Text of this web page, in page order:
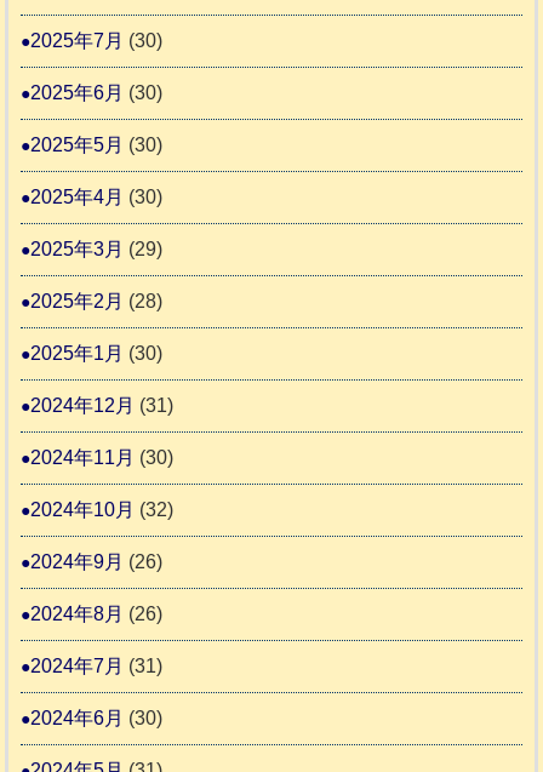
2025年7月 (30)
2025年6月 (30)
2025年5月 (30)
2025年4月 (30)
2025年3月 (29)
2025年2月 (28)
2025年1月 (30)
2024年12月 (31)
2024年11月 (30)
2024年10月 (32)
2024年9月 (26)
2024年8月 (26)
2024年7月 (31)
2024年6月 (30)